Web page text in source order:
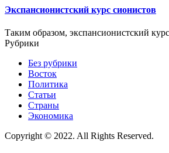
Экспансионистский курс сионистов
Таким образом, экспансионистский
Рубрики
Без рубрики
Восток
Политика
Статьи
Страны
Экономика
Copyright © 2022. All Rights Reserved.